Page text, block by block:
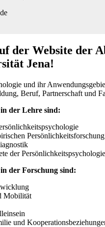
der Website der
Jena!
und ihr
Beruf, Partnerschaft und
der Lehre sind:
Persönlichkeitsforschung
der Persönlichkeitspsychologie
der Forschung sind:
Mobilität
und